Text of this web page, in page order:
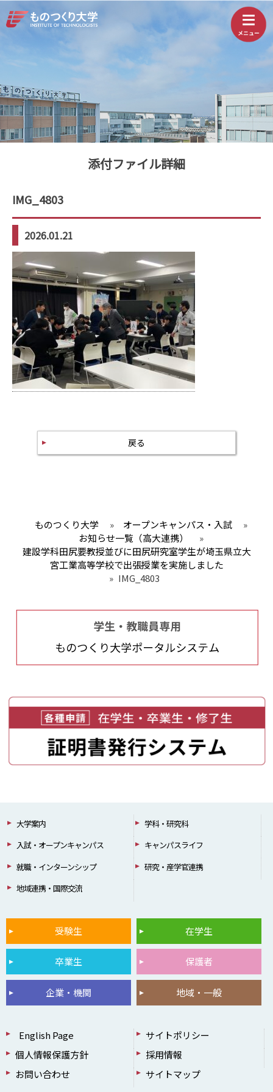
添付ファイル詳細
IMG_4803
2026.01.21
戻る
ものつくり大学 » オープンキャンパス・入試
»
お知らせ一覧（高大連携）
»
建設学科田尻要教授並びに田尻研究室学生が埼玉県立大
宮工業高等学校で出張授業を実施しました
» IMG_4803
大学案内
学科・研究科
入試・オープンキャンパス
キャンパスライフ
就職・インターンシップ
研究・産学官連携
地域連携・国際交流
受験生 在学生
卒業生 保護者
企業・機関 地域・一般
English Page
サイトポリシー
個人情報保護方針
採用情報
お問い合わせ
サイトマップ